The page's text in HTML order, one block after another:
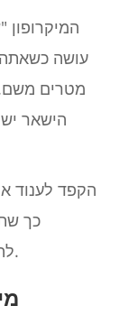
עושה
מטרים משם.
הישאר
הקפד לענוד
כך
להתאים ואז לחזור להקשיב בחדר אחר.